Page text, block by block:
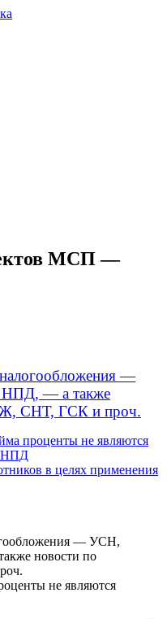
МСП —
—
— а также
СНТ, ГСК и проч.
проценты не являются
НПД
в целях применения
— УСН,
новости по
не являются